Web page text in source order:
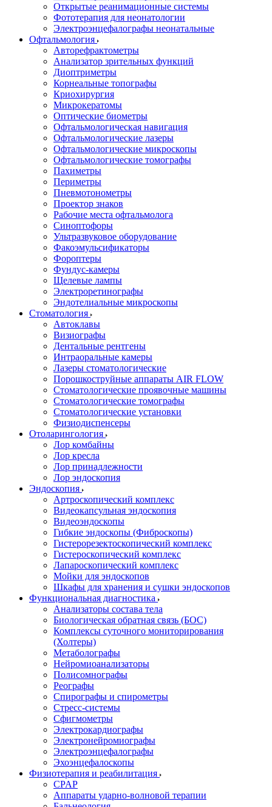
Открытые реанимационные системы
Фототерапия для неонатологии
Электроэнцефалографы неонатальные
Офтальмология
Авторефрактометры
Анализатор зрительных функций
Диоптриметры
Корнеальные топографы
Криохирургия
Микрокератомы
Оптические биометры
Офтальмологическая навигация
Офтальмологические лазеры
Офтальмологические микроскопы
Офтальмологические томографы
Пахиметры
Периметры
Пневмотонометры
Проектор знаков
Рабочие места офтальмолога
Синоптофоры
Ультразвуковое оборудование
Факоэмульсификаторы
Фороптеры
Фундус-камеры
Щелевые лампы
Электроретинографы
Эндотелиальные микроскопы
Стоматология
Автоклавы
Визиографы
Дентальные рентгены
Интраоральные камеры
Лазеры стоматологические
Порошкоструйные аппараты AIR FLOW
Стоматологические проявочные машины
Стоматологические томографы
Стоматологические установки
Физиодиспенсеры
Отоларингология
Лор комбайны
Лор кресла
Лор принадлежности
Лор эндоскопия
Эндоскопия
Артроскопический комплекс
Видеокапсульная эндоскопия
Видеоэндоскопы
Гибкие эндоскопы (Фиброcкопы)
Гистерорезектоскопический комплекс
Гистероскопический комплекс
Лапароскопический комплекс
Мойки для эндоскопов
Шкафы для хранения и сушки эндоскопов
Функциональная диагностика
Анализаторы состава тела
Биологическая обратная связь (БОС)
Комплексы суточного мониторирования
(Холтеры)
Метаболографы
Нейромиоанализаторы
Полисомнографы
Реографы
Спирографы и спирометры
Стресс-системы
Сфигмометры
Электрокардиографы
Электронейромиографы
Электроэнцефалографы
Эхоэнцефалоскопы
Физиотерапия и реабилитация
CPAP
Аппараты ударно-волновой терапии